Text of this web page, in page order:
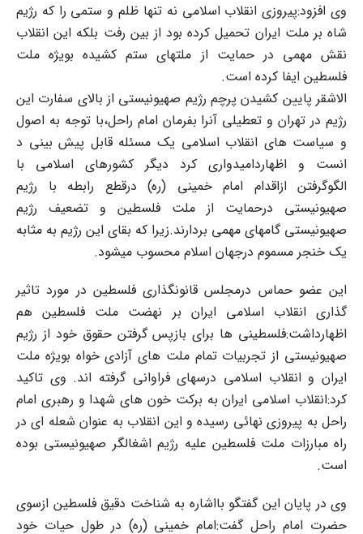
وی افزود:پیروزی انقلاب اسلامی نه تنها ظلم و ستمی را که رژیم
شاه بر ملت ایران تحمیل کرده بود از بین رفت بلکه این انقلاب
نقش مهمی در حمایت از ملتهای ستم کشیده بویژه ملت
فلسطین ایفا کرده است.
الاشقر پایین کشیدن پرچم رژیم صهیونیستی از بالای سفارت این
رژیم در تهران و تعطیلی آنرا بفرمان امام راحل،با توجه به اصول
و سیاست های انقلاب اسلامی یک مسئله قابل پیش بینی د
انست و اظهاردامیدواری کرد دیگر کشورهای اسلامی با
الگوگرفتن ازاقدام امام خمینی (ره) درقطع رابطه با رژیم
صهیونیستی درحمایت از ملت فلسطین و تضعیف رژیم
صهیونیستی گامهای مهمی بردارند.زیرا که بقای این رژیم به مثابه
یک خنجر مسموم درجهان اسلام محسوب میشود.
این عضو حماس درمجلس قانونگذاری فلسطین در مورد تاثیر
گذاری انقلاب اسلامی ایران بر نهضت ملت فلسطین هم
اظهارداشت:فلسطینی ها برای بازپس گرفتن حقوق خود از رژیم
صهیونیستی از تجربیات تمام ملت های آزادی خواه بویژه ملت
ایران و انقلاب اسلامی درسهای فراوانی گرفته اند. وی تاکید
کرد:انقلاب اسلامی ایران به برکت خون های شهدا و رهبری امام
راحل به پیروزی نهائی رسیده و این انقلاب به عنوان شعله ای در
راه مبارزات ملت فلسطین علیه رژیم اشغالگر صهیونیستی بوده
است.
وی در پایان این گفتگو بااشاره به شناخت دقیق فلسطین ازسوی
حضرت امام راحل گفت:امام خمینی (ره) در طول حیات خود